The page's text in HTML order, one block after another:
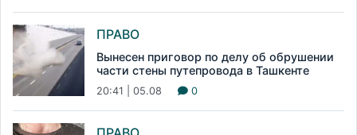
ПРАВО
Вынесен приговор по делу об обрушении
части стены путепровода в Ташкенте
20:41 | 05.08 0